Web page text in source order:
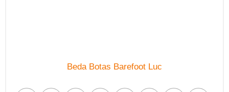
Beda Botas Barefoot Luc